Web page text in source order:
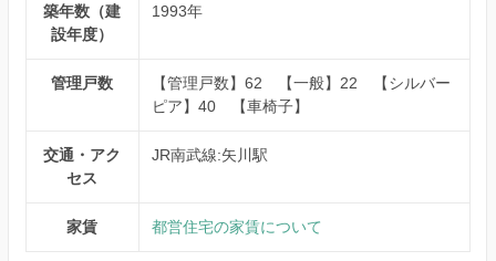
築年数（建
設年度）
1993年
管理戸数
【管理戸数】62 【一般】22 【シルバー
ピア】40 【車椅子】
交通・アク
セス
JR南武線:矢川駅
家賃 都営住宅の家賃について